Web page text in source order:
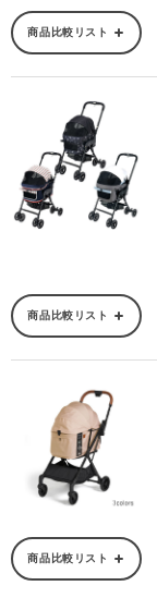
商品比較リスト
商品比較リスト
商品比較リスト